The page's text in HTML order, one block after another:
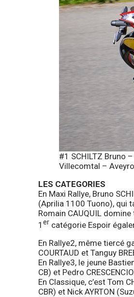
#1 SCHILTZ Bruno
Villecomtal –
LES CATEGORIES
En Maxi Rallye, Bruno
(Aprilia 1100 Tuono), qui
Romain CAUQUIL
1 er catégorie Espoir
En Rallye2, même tiercé
COURTAUD et Tanguy
En Rallye3, le jeune
CB) et Pedro
En Classique, c’est Tom
CBR) et Nick AYRTON